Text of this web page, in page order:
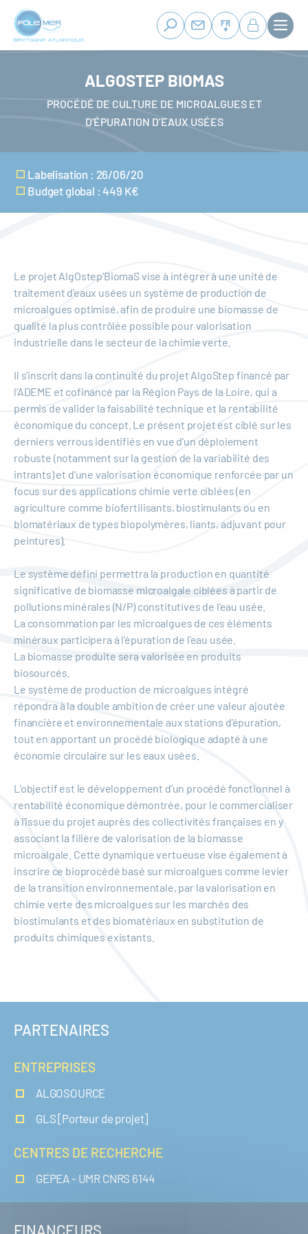
Panneau de gestion des cookies
Aller
contenu
FR
ALGOSTEP BIOMAS
PROCÉDÉ DE CULTURE DE MICROALGUES ET
D'ÉPURATION D’EAUX USÉES
Labelisation : 26/06/20
Budget global : 449 K€
Le projet AlgOstep’BiomaS vise à intégrer à une unité de
traitement d'eaux usées un système de production de
microalgues optimisé, afin de produire une biomasse de
qualité la plus contrôlée possible pour valorisation
industrielle dans le secteur de la chimie verte.
Il s’inscrit dans la continuité du projet AlgoStep financé par
l’ADEME et cofinancé par la Région Pays de la Loire, qui a
permis de valider la faisabilité technique et la rentabilité
économique du concept. Le présent projet est ciblé sur les
derniers verrous identifiés en vue d’un déploiement
robuste (notamment sur la gestion de la variabilité des
intrants) et d’une valorisation économique renforcée par un
focus sur des applications chimie verte ciblées (en
agriculture comme biofertilisants, biostimulants ou en
biomatériaux de types biopolymères, liants, adjuvant pour
peintures).
Le système défini permettra la production en quantité
significative de biomasse microalgale ciblées à partir de
pollutions minérales (N/P) constitutives de l’eau usée.
La consommation par les microalgues de ces éléments
minéraux participera à l’épuration de l’eau usée.
La biomasse produite sera valorisée en produits
biosourcés.
Le système de production de microalgues intégré
répondra à la double ambition de créer une valeur ajoutée
financière et environnementale aux stations d’épuration,
tout en apportant un procédé biologique adapté à une
économie circulaire sur les eaux usées.
L’objectif est le développement d’un procédé fonctionnel à
rentabilité économique démontrée, pour le commercialiser
à l’issue du projet auprès des collectivités françaises en y
associant la filière de valorisation de la biomasse
microalgale. Cette dynamique vertueuse vise également à
inscrire ce bioprocédé basé sur microalgues comme levier
de la transition environnementale, par la valorisation en
chimie verte des microalgues sur les marchés des
biostimulants et des biomatériaux en substitution de
produits chimiques existants.
PARTENAIRES
ENTREPRISES
ALGOSOURCE
GLS [Porteur de projet]
CENTRES DE RECHERCHE
GEPEA - UMR CNRS 6144
FINANCEURS